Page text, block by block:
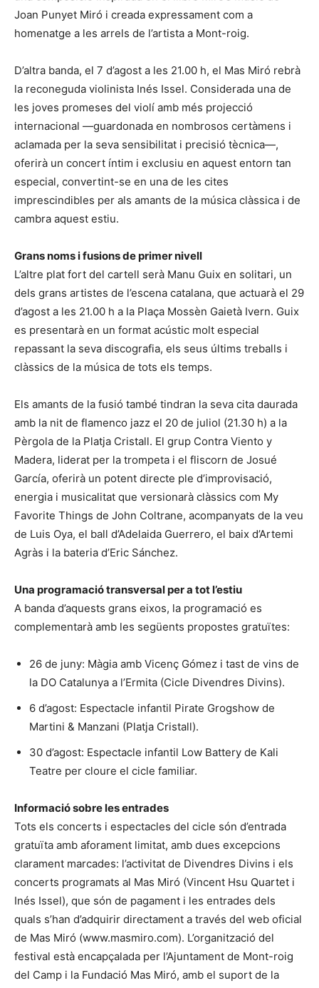
Joan Punyet Miró i creada expressament com a
homenatge a les arrels de l’artista a Mont-roig.
D’altra banda, el 7 d’agost a les 21.00 h, el Mas Miró rebrà
la reconeguda violinista Inés Issel. Considerada una de
les joves promeses del violí amb més projecció
internacional —guardonada en nombrosos certàmens i
aclamada per la seva sensibilitat i precisió tècnica—,
oferirà un concert íntim i exclusiu en aquest entorn tan
especial, convertint-se en una de les cites
imprescindibles per als amants de la música clàssica i de
cambra aquest estiu.
Grans noms i fusions de primer nivell
L’altre plat fort del cartell serà Manu Guix en solitari, un
dels grans artistes de l’escena catalana, que actuarà el 29
d’agost a les 21.00 h a la Plaça Mossèn Gaietà Ivern. Guix
es presentarà en un format acústic molt especial
repassant la seva discografia, els seus últims treballs i
clàssics de la música de tots els temps.
Els amants de la fusió també tindran la seva cita daurada
amb la nit de flamenco jazz el 20 de juliol (21.30 h) a la
Pèrgola de la Platja Cristall. El grup Contra Viento y
Madera, liderat per la trompeta i el fliscorn de Josué
García, oferirà un potent directe ple d’improvisació,
energia i musicalitat que versionarà clàssics com My
Favorite Things de John Coltrane, acompanyats de la veu
de Luis Oya, el ball d’Adelaida Guerrero, el baix d’Artemi
Agràs i la bateria d’Eric Sánchez.
Una programació transversal per a tot l’estiu
A banda d’aquests grans eixos, la programació es
complementarà amb les següents propostes gratuïtes:
26 de juny: Màgia amb Vicenç Gómez i tast de vins de
la DO Catalunya a l’Ermita (Cicle Divendres Divins).
6 d’agost: Espectacle infantil Pirate Grogshow de
Martini & Manzani (Platja Cristall).
30 d’agost: Espectacle infantil Low Battery de Kali
Teatre per cloure el cicle familiar.
Informació sobre les entrades
Tots els concerts i espectacles del cicle són d’entrada
gratuïta amb aforament limitat, amb dues excepcions
clarament marcades: l’activitat de Divendres Divins i els
concerts programats al Mas Miró (Vincent Hsu Quartet i
Inés Issel), que són de pagament i les entrades dels
quals s’han d’adquirir directament a través del web oficial
de Mas Miró (www.masmiro.com). L’organització del
festival està encapçalada per l’Ajuntament de Mont-roig
del Camp i la Fundació Mas Miró, amb el suport de la